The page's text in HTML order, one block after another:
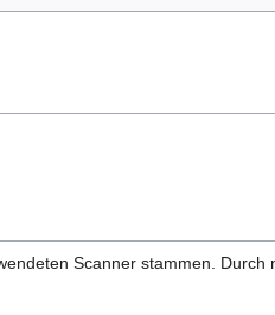
Scanner stammen.